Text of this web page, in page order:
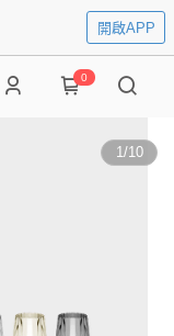
開啟APP
0
1/10